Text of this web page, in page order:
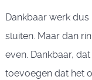
Dankbaar werk
sluiten. Maar dan
even. Dankbaar,
toevoegen dat het